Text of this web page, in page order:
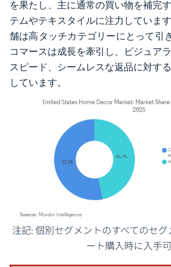
を果たし、主に通常の買い物を補完
テムやテキスタイルに注力していま
舗は高タッチカテゴリーにとって引
コマースは成長を牽引し、ビジュア
スピード、シームレスな返品に対す
しています。
画像 © Mordor Intelligence。再利用にはCC BY